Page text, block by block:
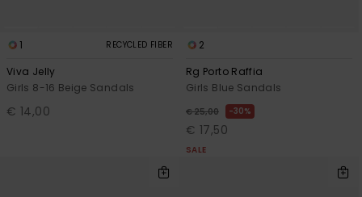
1 RECYCLED FIBER
Viva Jelly
Girls 8-16 Beige Sandals
€ 14,00
2
Rg Porto Raffia
Girls Blue Sandals
€ 25,00 30%
€ 17,50
SALE